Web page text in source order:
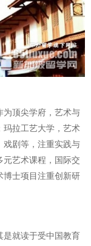
为顶尖学府，艺术与
玛拉工艺大学，艺术
戏剧等，注重实践与
元艺术课程，国际交
博士项目注重创新研
是就读于受中国教育